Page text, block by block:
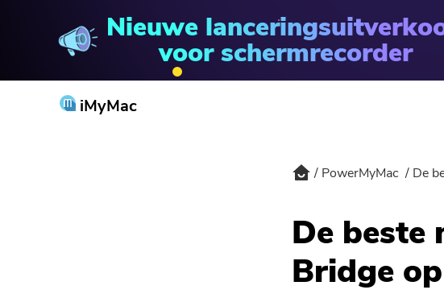
Nieuwe
voor schermrecorder
iMyMac
Warm
PowerMyMac
PowerMyMac De
De beste
Bridge